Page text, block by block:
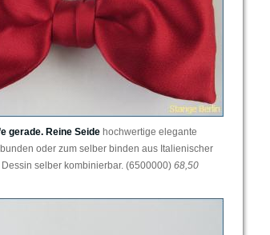
gerade. Reine Seide hochwertige elegante
oder zum selber binden aus Italienischer
selber kombinierbar. (6500000) 68,50